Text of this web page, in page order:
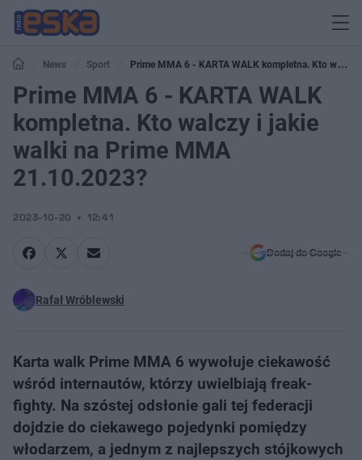
News Sport
Prime MMA 6 - KARTA WALK kompletna. Kto walczy
i jakie walki na Prime MMA 21.10.2023?
Prime MMA 6 - KARTA WALK
kompletna. Kto walczy i jakie
walki na Prime MMA
21.10.2023?
2023-10-20 12:41
Dodaj do Google
Rafał Wróblewski
Karta walk Prime MMA 6 wywołuje ciekawość
wśród internautów, którzy uwielbiają freak-
fighty. Na szóstej odsłonie gali tej federacji
dojdzie do ciekawego pojedynki pomiędzy
włodarzem, a jednym z najlepszych stójkowych